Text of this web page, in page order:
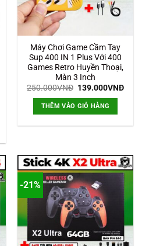
Máy Chơi Game Cầm Tay
Sup 400 IN 1 Plus Với 400
Games Retro Huyền Thoại,
Màn 3 Inch
250.000VNĐ Giá
là:
250.000VNĐ.
139.000VNĐGiá
THÊM VÀO GIỎ HÀNG
-21%